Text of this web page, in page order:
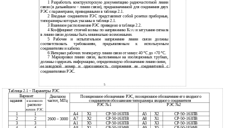
1 Разработать конструкторскую документацию радиочастотной линии
связи (в дальнейшем – линии связи), предназначенной для соединения двух
РЭС с параметрами, приведенными в таблице 2.1.
2 Входные соединители РЭС представляют собой розетки приборные,
типоразмеры которых указаны в таблице 2.1.
3 Взаимное расположение РЭС приведено в таблице 2.2.
4 Коэффициент стоячей волны по напряжению КСТU и затухание сигнала
в линии связи должны быть минимально возможными.
5 Рабочее и испытательное напряжение линии связи должны
соответствовать требованиям, предъявляемым к используемым
соединителям и кабелю.
6 Интервал рабочих температур линии связи от минус 40 ºС до +70 ºС.
7 Маркировки линии связи, выполненные на изоляционных трубках,
должны содержать информацию, определяющую обозначение линии связи,
ее заводской номер и однозначность сопряжения ее соединителей с
соединителями РЭС.
5
Таблица 2.1 – Параметры РЭС
Вариант Диапазон
Позиционное обозначение РЭС, позиционное обозначение его входного
задания
взаимного частот, МГц соединителя обозначение типоразмера входного соединителя
располо- РЭС №1 РЭС №2
жения РЭС
1 1
2600 – 3000
А4 Х1 СР-50-163ПВ А5 Х2
СР-50-163ПВ
2
2 А7 Х2 СР-50-163ПВ А8 Х1
СР-50-163ПВ
3
3 А1 Х5 СР-50-163ПВ А3 Х3 СР-50-163ПВ